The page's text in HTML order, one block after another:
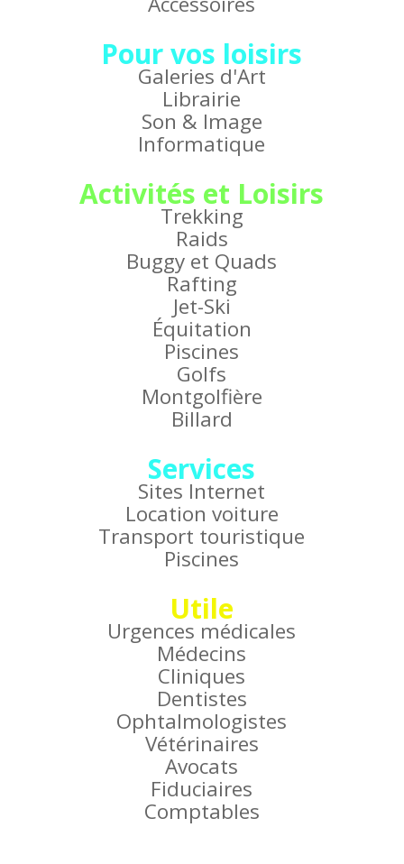
Pour vos loisirs
Galeries d'Art
Librairie
Son & Image
Informatique
Activités et Loisirs
Trekking
Raids
Buggy et Quads
Rafting
Jet-Ski
Équitation
Piscines
Golfs
Montgolfière
Billard
Services
Sites Internet
Location voiture
Transport touristique
Piscines
Utile
Urgences médicales
Médecins
Cliniques
Dentistes
Ophtalmologistes
Vétérinaires
Avocats
Fiduciaires
Comptables